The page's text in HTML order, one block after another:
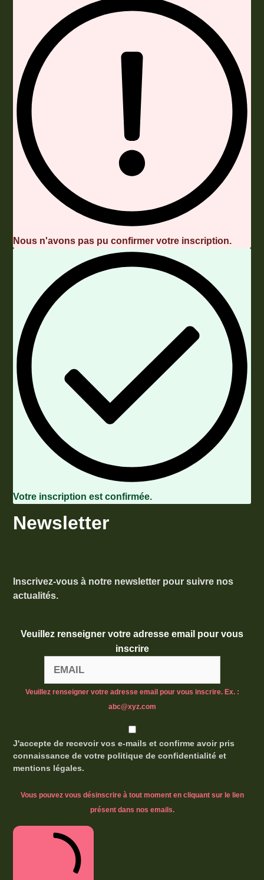
Nous n'avons pas pu confirmer votre inscription.
Votre inscription est confirmée.
Newsletter
Inscrivez-vous à notre newsletter pour suivre nos
actualités.
Veuillez renseigner votre adresse email pour vous
inscrire
Veuillez renseigner votre adresse email pour vous inscrire. Ex. :
abc@xyz.com
J'accepte de recevoir vos e-mails et confirme avoir pris
connaissance de votre politique de confidentialité et
mentions légales.
Vous pouvez vous désinscrire à tout moment en cliquant sur le lien
présent dans nos emails.